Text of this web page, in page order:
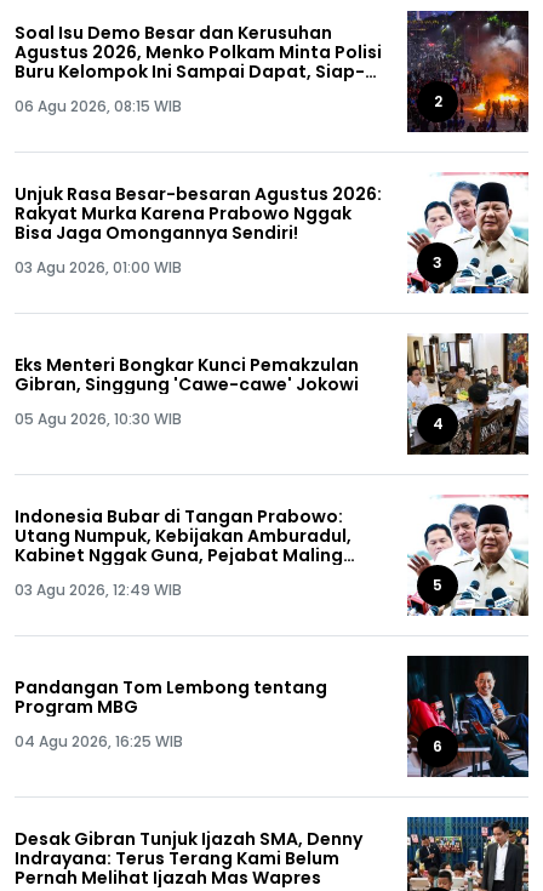
Soal Isu Demo Besar dan Kerusuhan
Agustus 2026, Menko Polkam Minta Polisi
Buru Kelompok Ini Sampai Dapat, Siap-
06 Agu 2026, 08:15 WIB 2
Unjuk Rasa Besar-besaran Agustus 2026:
Rakyat Murka Karena Prabowo Nggak
Bisa Jaga Omongannya Sendiri!
03 Agu 2026, 01:00 WIB 3
Eks Menteri Bongkar Kunci Pemakzulan
Gibran, Singgung 'Cawe-cawe' Jokowi
05 Agu 2026, 10:30 WIB 4
Indonesia Bubar di Tangan Prabowo:
Utang Numpuk, Kebijakan Amburadul,
Kabinet Nggak Guna, Pejabat Maling
03 Agu 2026, 12:49 WIB 5
Pandangan Tom Lembong tentang
Program MBG
04 Agu 2026, 16:25 WIB 6
Desak Gibran Tunjuk Ijazah SMA, Denny
Indrayana: Terus Terang Kami Belum
Pernah Melihat Ijazah Mas Wapres